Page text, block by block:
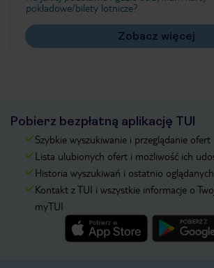
pokładowe/bilety lotnicze?
Zobacz więcej
Pobierz bezpłatną aplikację TUI
Szybkie wyszukiwanie i przeglądanie ofert
Lista ulubionych ofert i możliwość ich
Historia wyszukiwań i ostatnio
Kontakt z TUI i wszystkie informacje o
myTUI